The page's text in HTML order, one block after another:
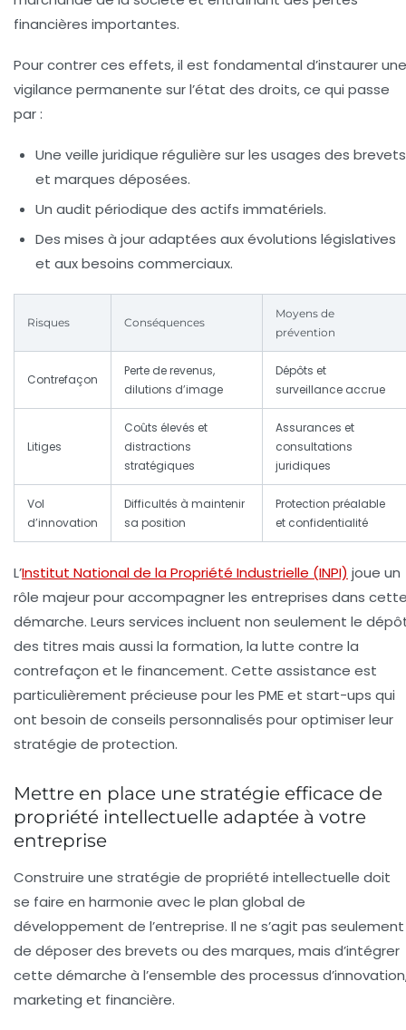
financières importantes.
Pour contrer ces effets, il est fondamental d’instaurer une
vigilance permanente sur l’état des droits, ce qui passe
par :
Une veille juridique régulière sur les usages des brevets
et marques déposées.
Un audit périodique des actifs immatériels.
Des mises à jour adaptées aux évolutions législatives
et aux besoins commerciaux.
Risques Conséquences
Moyens de
prévention
Contrefaçon
Perte de revenus,
dilutions d’image
Dépôts et
surveillance accrue
Litiges
Coûts élevés et
distractions
stratégiques
Assurances et
consultations
juridiques
Vol
d’innovation
Difficultés à maintenir
sa position
Protection préalable
et confidentialité
L’Institut National de la Propriété Industrielle (INPI) joue un
rôle majeur pour accompagner les entreprises dans
démarche. Leurs services incluent non seulement le
des titres mais aussi la formation, la lutte contre la
contrefaçon et le financement. Cette assistance est
particulièrement précieuse pour les PME et start-ups qui
ont besoin de conseils personnalisés pour optimiser leur
stratégie de protection.
Mettre en place une stratégie efficace de
propriété intellectuelle adaptée à votre
entreprise
Construire une stratégie de propriété intellectuelle doit
se faire en harmonie avec le plan global de
développement de l’entreprise. Il ne s’agit pas seulement
de déposer des brevets ou des marques, mais d’intégrer
cette démarche à l’ensemble des processus
marketing et financière.